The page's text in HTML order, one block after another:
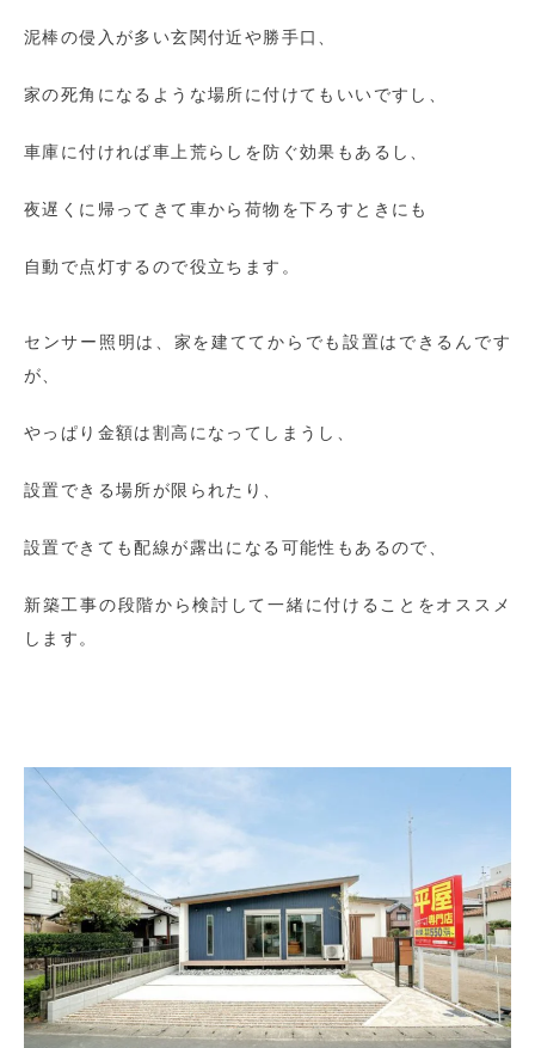
泥棒の侵入が多い玄関付近や勝手口、
家の死角になるような場所に付けてもいいですし、
車庫に付ければ車上荒らしを防ぐ効果もあるし、
夜遅くに帰ってきて車から荷物を下ろすときにも
自動で点灯するので役立ちます。
センサー照明は、家を建ててからでも設置はできるんです
が、
やっぱり金額は割高になってしまうし、
設置できる場所が限られたり、
設置できても配線が露出になる可能性もあるので、
新築工事の段階から検討して一緒に付けることをオススメ
します。